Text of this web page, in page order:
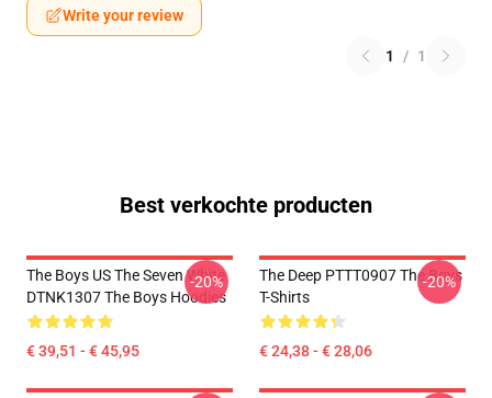
Write your review
1 / 1
Best verkochte producten
The Boys US The Seven White
DTNK1307 The Boys Hoodies
€ 39,51 - € 45,95
-20%
The Deep PTTT0907 The Boys
T-Shirts
€ 24,38 - € 28,06
-20%